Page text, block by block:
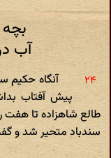
آب
آنگاه حکیم
پیش آفتاب
طالع شاهزاده تا
سندباد متحیر شد و